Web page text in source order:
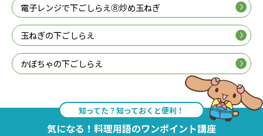
電子レンジで下ごしらえ⑧炒め玉ねぎ
玉ねぎの下ごしらえ
かぼちゃの下ごしらえ
知ってた？知っておくと便利！
気になる！料理用語のワンポイント講座